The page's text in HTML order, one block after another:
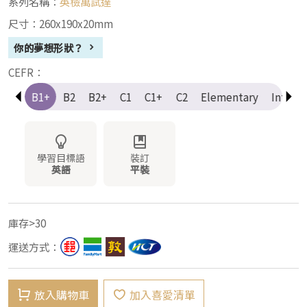
尺寸：260x190x20mm
你的夢想形狀？
CEFR：
B1
B1+ B2 B2+ C1 C1+ C2 Elementary
學習目標語
英語
裝訂
平裝
庫存>30
運送方式：
放入購物車 加入喜愛清單